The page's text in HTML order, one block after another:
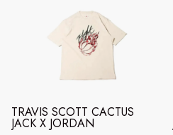
TRAVIS SCOTT CACTUS
JACK X JORDAN